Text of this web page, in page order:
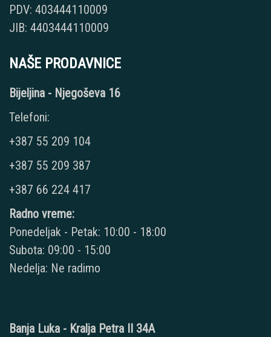
PDV: 403444110009
JIB: 4403444110009
NAŠE PRODAVNICE
Bijeljina - Njegoševa 16
Telefoni:
+387 55 209 104
+387 55 209 387
+387 66 224 417
Radno vreme:
Ponedeljak - Petak: 10:00 - 18:00
Subota: 09:00 - 15:00
Nedelja: Ne radimo
Banja Luka - Kralja Petra II 34A